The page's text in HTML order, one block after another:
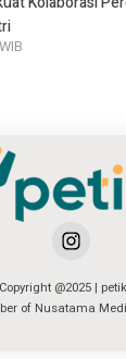
Copyright @2025 |
of Nusatama